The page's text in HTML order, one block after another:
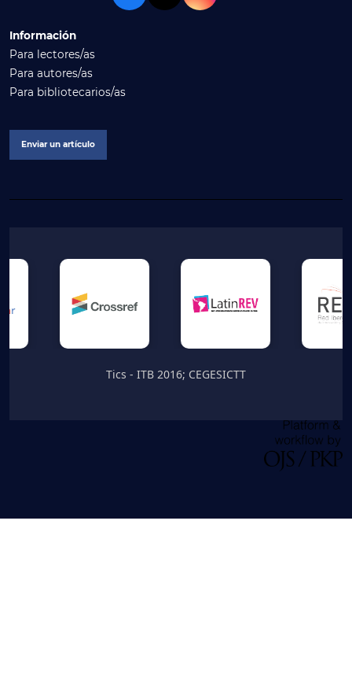
Información
Para lectores/as
Para autores/as
Para bibliotecarios/as
Enviar un artículo
Tics - ITB 2016; CEGESICTT